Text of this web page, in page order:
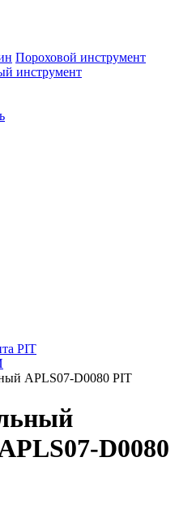
Пороховой инструмент
инструмент
PIT
APLS07-D0080 PIT
D0080